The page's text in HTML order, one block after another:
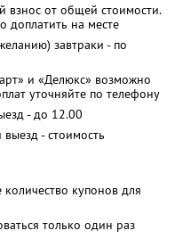
взнос от общей стоимости.
доплатить на месте
завтраки - по
и «Делюкс» возможно
уточняйте по телефону
- до 12.00
- стоимость
купонов для
только один раз